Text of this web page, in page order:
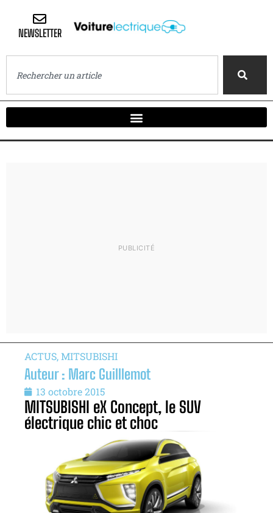
NEWSLETTER
ACTUS,MITSUBISHI
Auteur : Marc Guilllemot
13 octobre 2015
MITSUBISHI eX Concept, le SUV
électrique chic et choc